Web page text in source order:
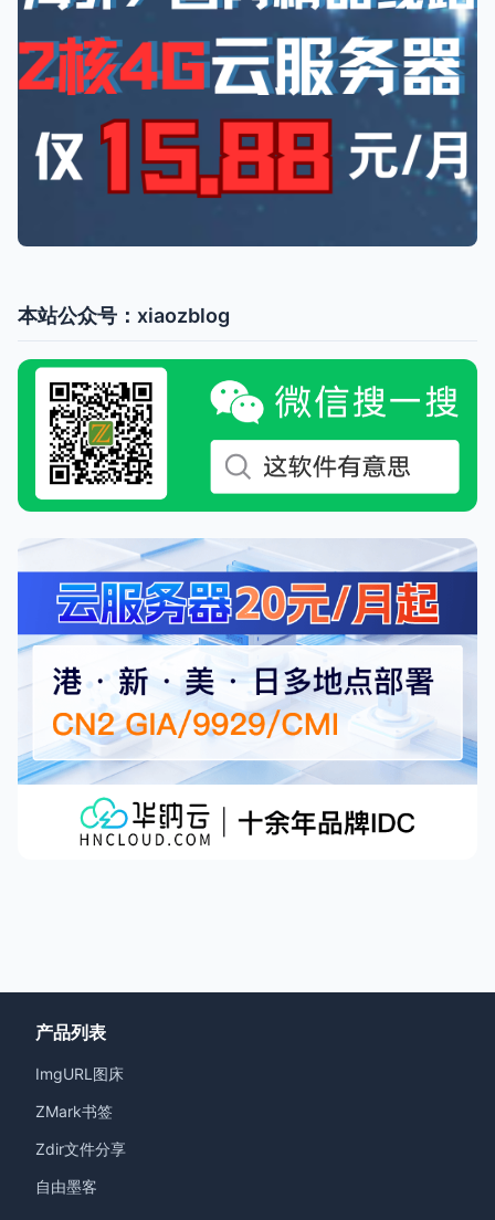
本站公众号：xiaozblog
产品列表
ImgURL图床
ZMark书签
Zdir文件分享
自由墨客